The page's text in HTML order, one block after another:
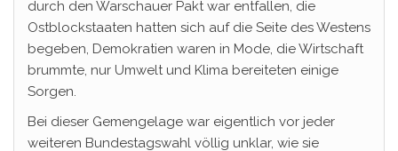
durch den Warschauer Pakt war entfallen, die
Ostblockstaaten hatten sich auf die Seite des Westens
begeben, Demokratien waren in Mode, die Wirtschaft
brummte, nur Umwelt und Klima bereiteten einige
Sorgen.
Bei dieser Gemengelage war eigentlich vor jeder
weiteren Bundestagswahl völlig unklar, wie sie